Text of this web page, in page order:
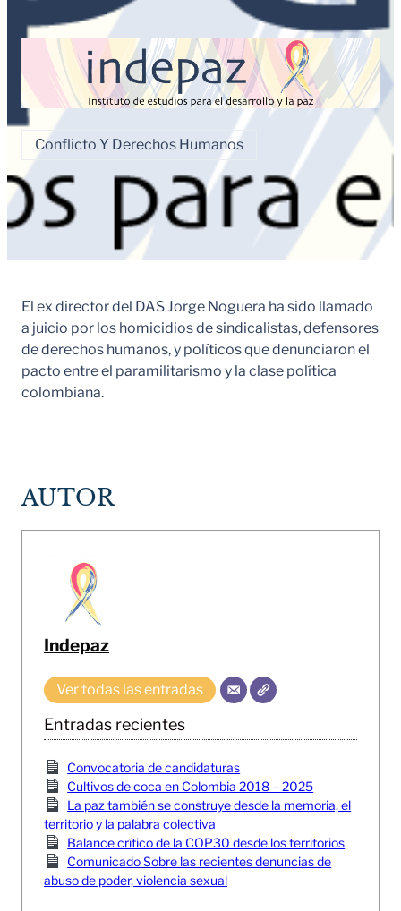
Indepaz
Conflicto Y Derechos Humanos
El ex director del DAS Jorge Noguera ha sido llamado
a juicio por los homicidios de sindicalistas, defensores
de derechos humanos, y políticos que denunciaron el
pacto entre el paramilitarismo y la clase política
colombiana.
AUTOR
Indepaz
Ver todas las entradas
Entradas recientes
Convocatoria de candidaturas
Cultivos de coca en Colombia 2018 – 2025
La paz también se construye desde la memoria, el
territorio y la palabra colectiva
Balance crítico de la COP30 desde los territorios
Comunicado Sobre las recientes denuncias de
abuso de poder, violencia sexual